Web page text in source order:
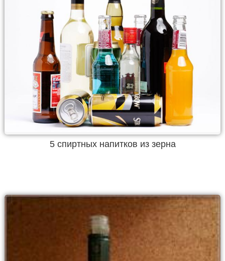
5 спиртных напитков из зерна